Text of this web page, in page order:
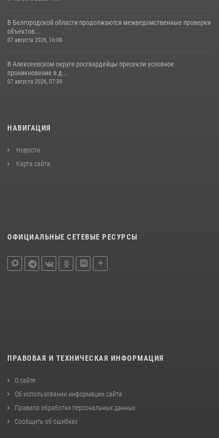
В Белгородской области продолжаются межведомственные проверки
объектов...
07 августа 2026, 16:08
В Алексеевском округе росгвардейцы пресекли условное
проникновение в д...
07 августа 2026, 07:39
НАВИГАЦИЯ
Новости
Карта сайта
ОФИЦИАЛЬНЫЕ СЕТЕВЫЕ РЕСУРСЫ
ПРАВОВАЯ И ТЕХНИЧЕСКАЯ ИНФОРМАЦИЯ
О сайте
Об использовании информации сайта
Правила обработки персональных данных
Сообщить об ошибках